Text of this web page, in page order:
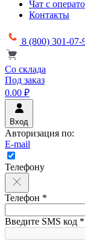
Чат с
Контакты
8 (800) 301-07-
Со склада
Под заказ
0.00 ₽
Вход
Авторизация по:
E-mail
Телефону
Телефон *
Введите SMS код *